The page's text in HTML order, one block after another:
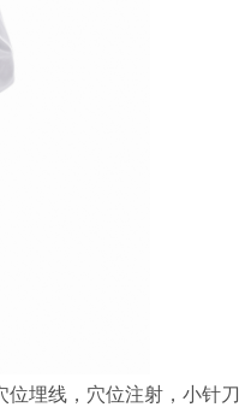
埋线，穴位注射，小针